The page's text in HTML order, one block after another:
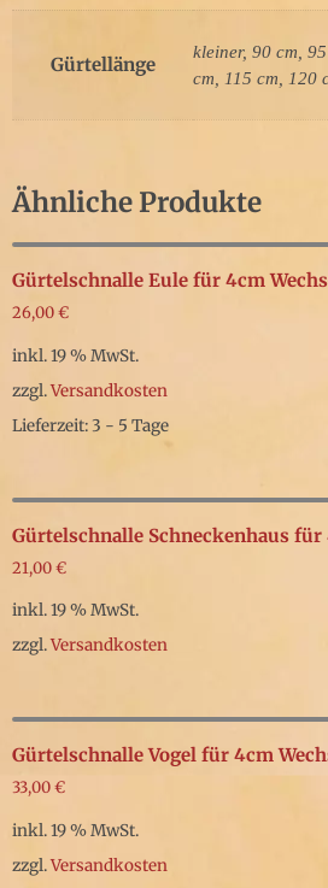
Gürtellänge
kleiner, 90 cm,
cm, 115 cm, 120
Ähnliche Produkte
Gürtelschnalle Eule für 4cm
26,00€
inkl. 19 % MwSt.
zzgl.Versandkosten
Lieferzeit: 3 - 5 Tage
Gürtelschnalle Schneckenhaus
21,00€
inkl. 19 % MwSt.
zzgl.Versandkosten
Gürtelschnalle Vogel für 4cm
33,00€
inkl. 19 % MwSt.
zzgl.Versandkosten